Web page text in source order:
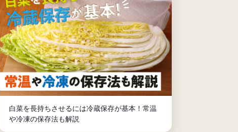
白菜を長持ちさせるには冷蔵保存が基本！常温
や冷凍の保存法も解説